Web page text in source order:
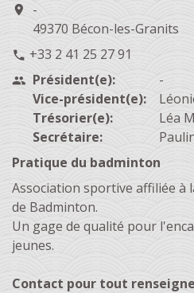
location_on
-
49370 Bécon-les-Granits
phone +33 2 41 25 27 91
people Président(e):
Vice-président(e):
Trésorier(e):
Secrétaire:
-
Léa
Pratique du badminton
Association sportive affiliée à
de Badminton.
Un gage de qualité pour
jeunes.
Contact pour tout